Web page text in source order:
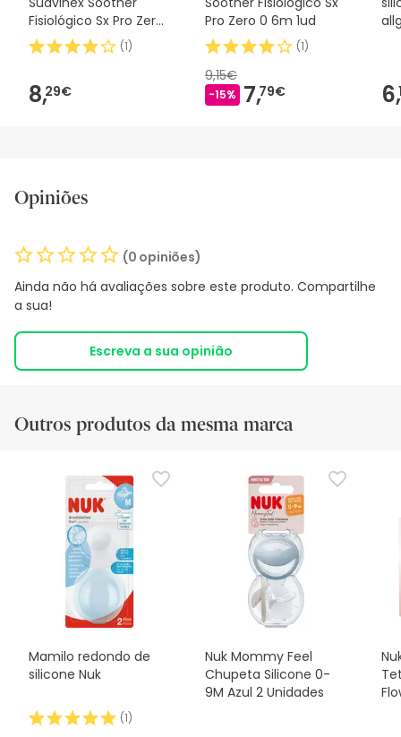
Fisiológico Sx Pro Zero
2m 1 peça
(1)
8,29€
Pro Zero 0 6m 1ud
(1)
9,15€
-15% 7,79€ 6,
Opiniões
(0 opiniões)
Ainda não há avaliações sobre este produto. Compartilhe
a sua!
Escreva a sua opinião
Outros produtos da mesma marca
Mamilo redondo de
silicone Nuk
(1)
Nuk Mommy Feel
Chupeta Silicone 0-
9M Azul 2 Unidades